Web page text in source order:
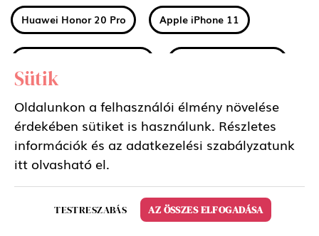
Huawei Honor 20 Pro Apple iPhone 11
Huawei Mate 30 Xiaomi Mi A3
Nokia 2 2019 (2.2) Nokia 3 2019 (3.2)
Nokia 4 2019 (4.2) Sony Xperia 5
Samsung Galaxy Tab S6 10.5 LTE
Sütik
Oldalunkon a felhasználói élmény növelése
érdekében sütiket is használunk. Részletes
információk és az adatkezelési szabályzatunk
itt olvasható el.
TESTRESZABÁS AZ ÖSSZES ELFOGADÁSA